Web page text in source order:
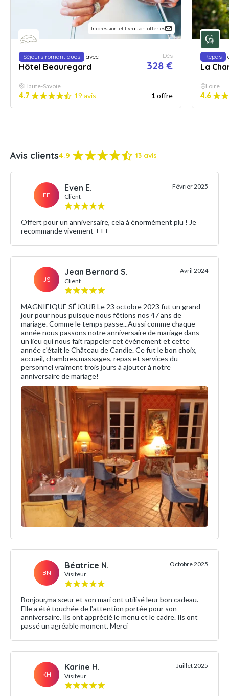
Impression et livraison offertes
Séjours romantiques avec
Hôtel Beauregard
Dès
328 €
Haute-Savoie
4.7 19 avis 1offre
Repas
La
Loire
4.6
Avis clients4.9 13 avis
EE
Even E.
Client
Février 2025
Offert pour un anniversaire, cela à énormément plu ! Je
recommande vivement +++
JS
Jean Bernard S.
Client
Avril 2024
MAGNIFIQUE SÉJOUR Le 23 octobre 2023 fut un grand
jour pour nous puisque nous fêtions nos 47 ans de
mariage. Comme le temps passe...Aussi comme chaque
année nous passons notre anniversaire de mariage dans
un lieu qui nous fait rappeler cet événement et cette
année c'était le Château de Candie. Ce fut le bon choix,
accueil, chambres,massages, repas et services du
personnel vraiment trois jours à ajouter à notre
anniversaire de mariage!
BN
Béatrice N.
Visiteur
Octobre 2025
Bonjour,ma sœur et son mari ont utilisé leur bon cadeau.
Elle a été touchée de l'attention portée pour son
anniversaire. Ils ont apprécié le menu et le cadre. Ils ont
passé un agréable moment. Merci
KH
Karine H.
Visiteur
Juillet 2025